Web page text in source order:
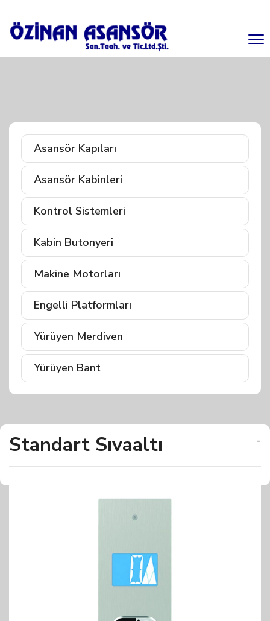
Asansör Kapıları
Asansör Kabinleri
Kontrol Sistemleri
Kabin Butonyeri
Makine Motorları
Engelli Platformları
Yürüyen Merdiven
Yürüyen Bant
Standart Sıvaaltı -